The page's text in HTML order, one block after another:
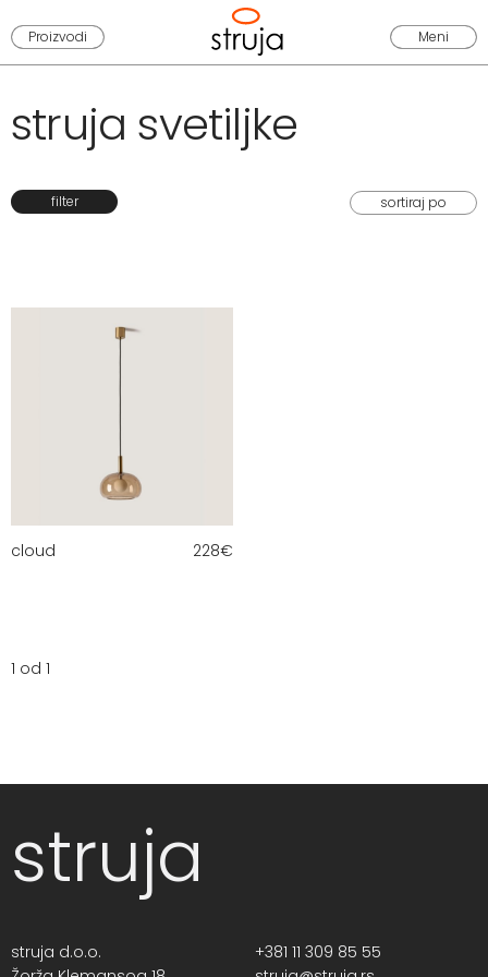
Proizvodi Meni
struja svetiljke
filter
cloud 228€
1 od 1
struja
struja d.o.o.
+381 11 309 85 55